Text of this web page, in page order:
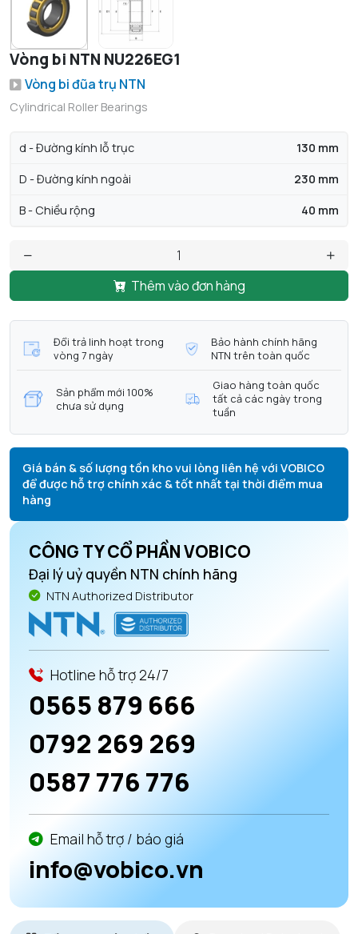
Vòng bi NTN NU226EG1
Vòng bi đũa trụ NTN
Cylindrical Roller Bearings
d - Đường kính lỗ trục 130 mm
D - Đường kính ngoài 230 mm
B - Chiều rộng 40 mm
Thêm vào đơn hàng
Đổi trả linh hoạt trong
vòng 7 ngày
Bảo hành chính hãng
NTN trên toàn quốc
Sản phẩm mới 100%
chưa sử dụng
Giao hàng toàn quốc
tất cả các ngày trong
tuần
Giá bán & số lượng tồn kho vui lòng liên hệ với VOBICO
để được hỗ trợ chính xác & tốt nhất tại thời điểm mua
hàng
CÔNG TY CỔ PHẦN VOBICO
Đại lý uỷ quyền NTN chính hãng
NTN Authorized Distributor
Hotline hỗ trợ 24/7
0565 879 666
0792 269 269
0587 776 776
Email hỗ trợ / báo giá
info@vobico.vn